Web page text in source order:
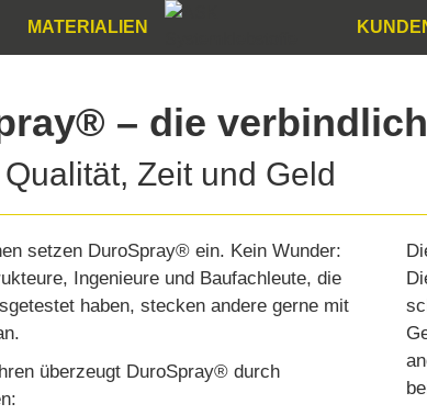
MATERIALIEN
– die
Zeit und Geld
setzen DuroSpray® ein. Kein Wunder:
Ingenieure und Baufachleute, die
haben, stecken andere gerne mit
überzeugt DuroSpray® durch